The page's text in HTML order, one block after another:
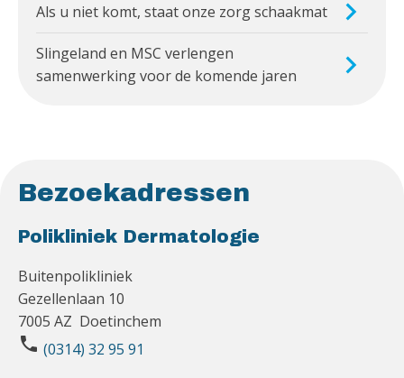
Als u niet komt, staat onze zorg schaakmat
Slingeland en MSC verlengen
samenwerking voor de komende jaren
Bezoekadressen
Polikliniek Dermatologie
Buitenpolikliniek
Gezellenlaan 10
7005 AZ Doetinchem
phone (0314) 32 95 91